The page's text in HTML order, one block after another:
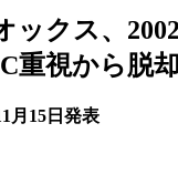
ックス、
重視から脱
月15日発表